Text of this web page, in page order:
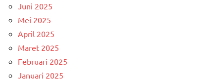
Juni 2025
Mei 2025
April 2025
Maret 2025
Februari 2025
Januari 2025